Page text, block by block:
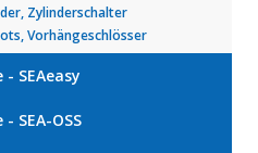
Zylinderschalter
Vorhängeschlösser
SEAeasy
SEA-OSS